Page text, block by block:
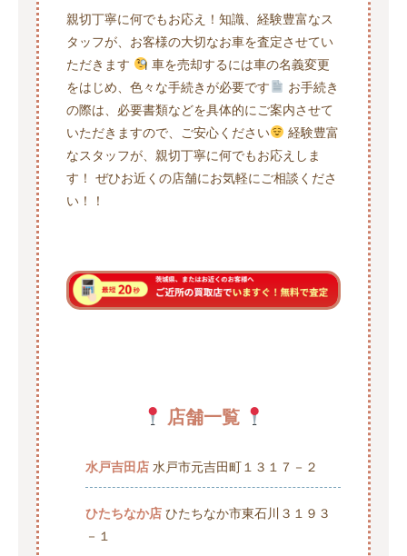
親切丁寧に何でもお応え！知識、経験豊富なス
タッフが、お客様の大切なお車を査定させてい
ただきます
車を売却するには車の名義変更
をはじめ、色々な手続きが必要です
お手続き
の際は、必要書類などを具体的にご案内させて
いただきますので、ご安心ください
経験豊富
なスタッフが、親切丁寧に何でもお応えしま
す！ ぜひお近くの店舗にお気軽にご相談くださ
い！！
店舗一覧
水戸吉田店 水戸市元吉田町１３１７－２
ひたちなか店 ひたちなか市東石川３１９３
－１